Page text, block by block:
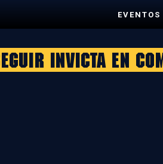
EVENTOS
invicta en